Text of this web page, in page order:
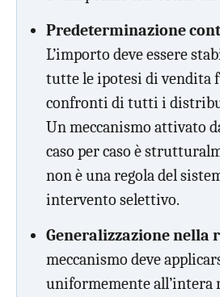
Predeterminazione
L’importo deve essere
tutte le ipotesi di vendita
confronti di tutti i
Un meccanismo attivato
caso per caso è
non è una regola del
intervento selettivo.
Generalizzazione nella
meccanismo deve
uniformemente